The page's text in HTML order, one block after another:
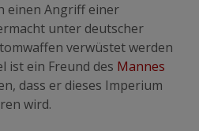
einen Angriff einer
unter deutscher
verwüstet werden
ist ein Freund des Mannes
dass er dieses Imperium
wird.